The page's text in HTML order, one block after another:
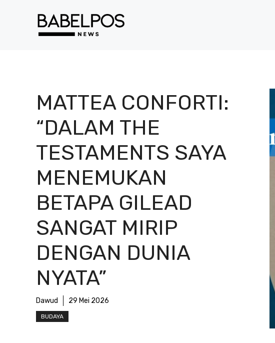
MATTEA CONFORTI:
“DALAM THE
TESTAMENTS SAYA
MENEMUKAN
BETAPA GILEAD
SANGAT MIRIP
DENGAN DUNIA
NYATA”
Dawud 29 Mei 2026
BUDAYA